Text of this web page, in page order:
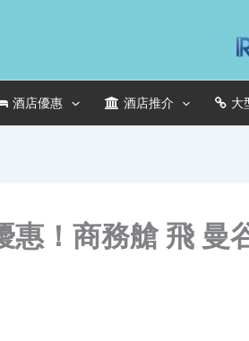
酒店優惠 酒店推介 大
惠！商務艙 飛